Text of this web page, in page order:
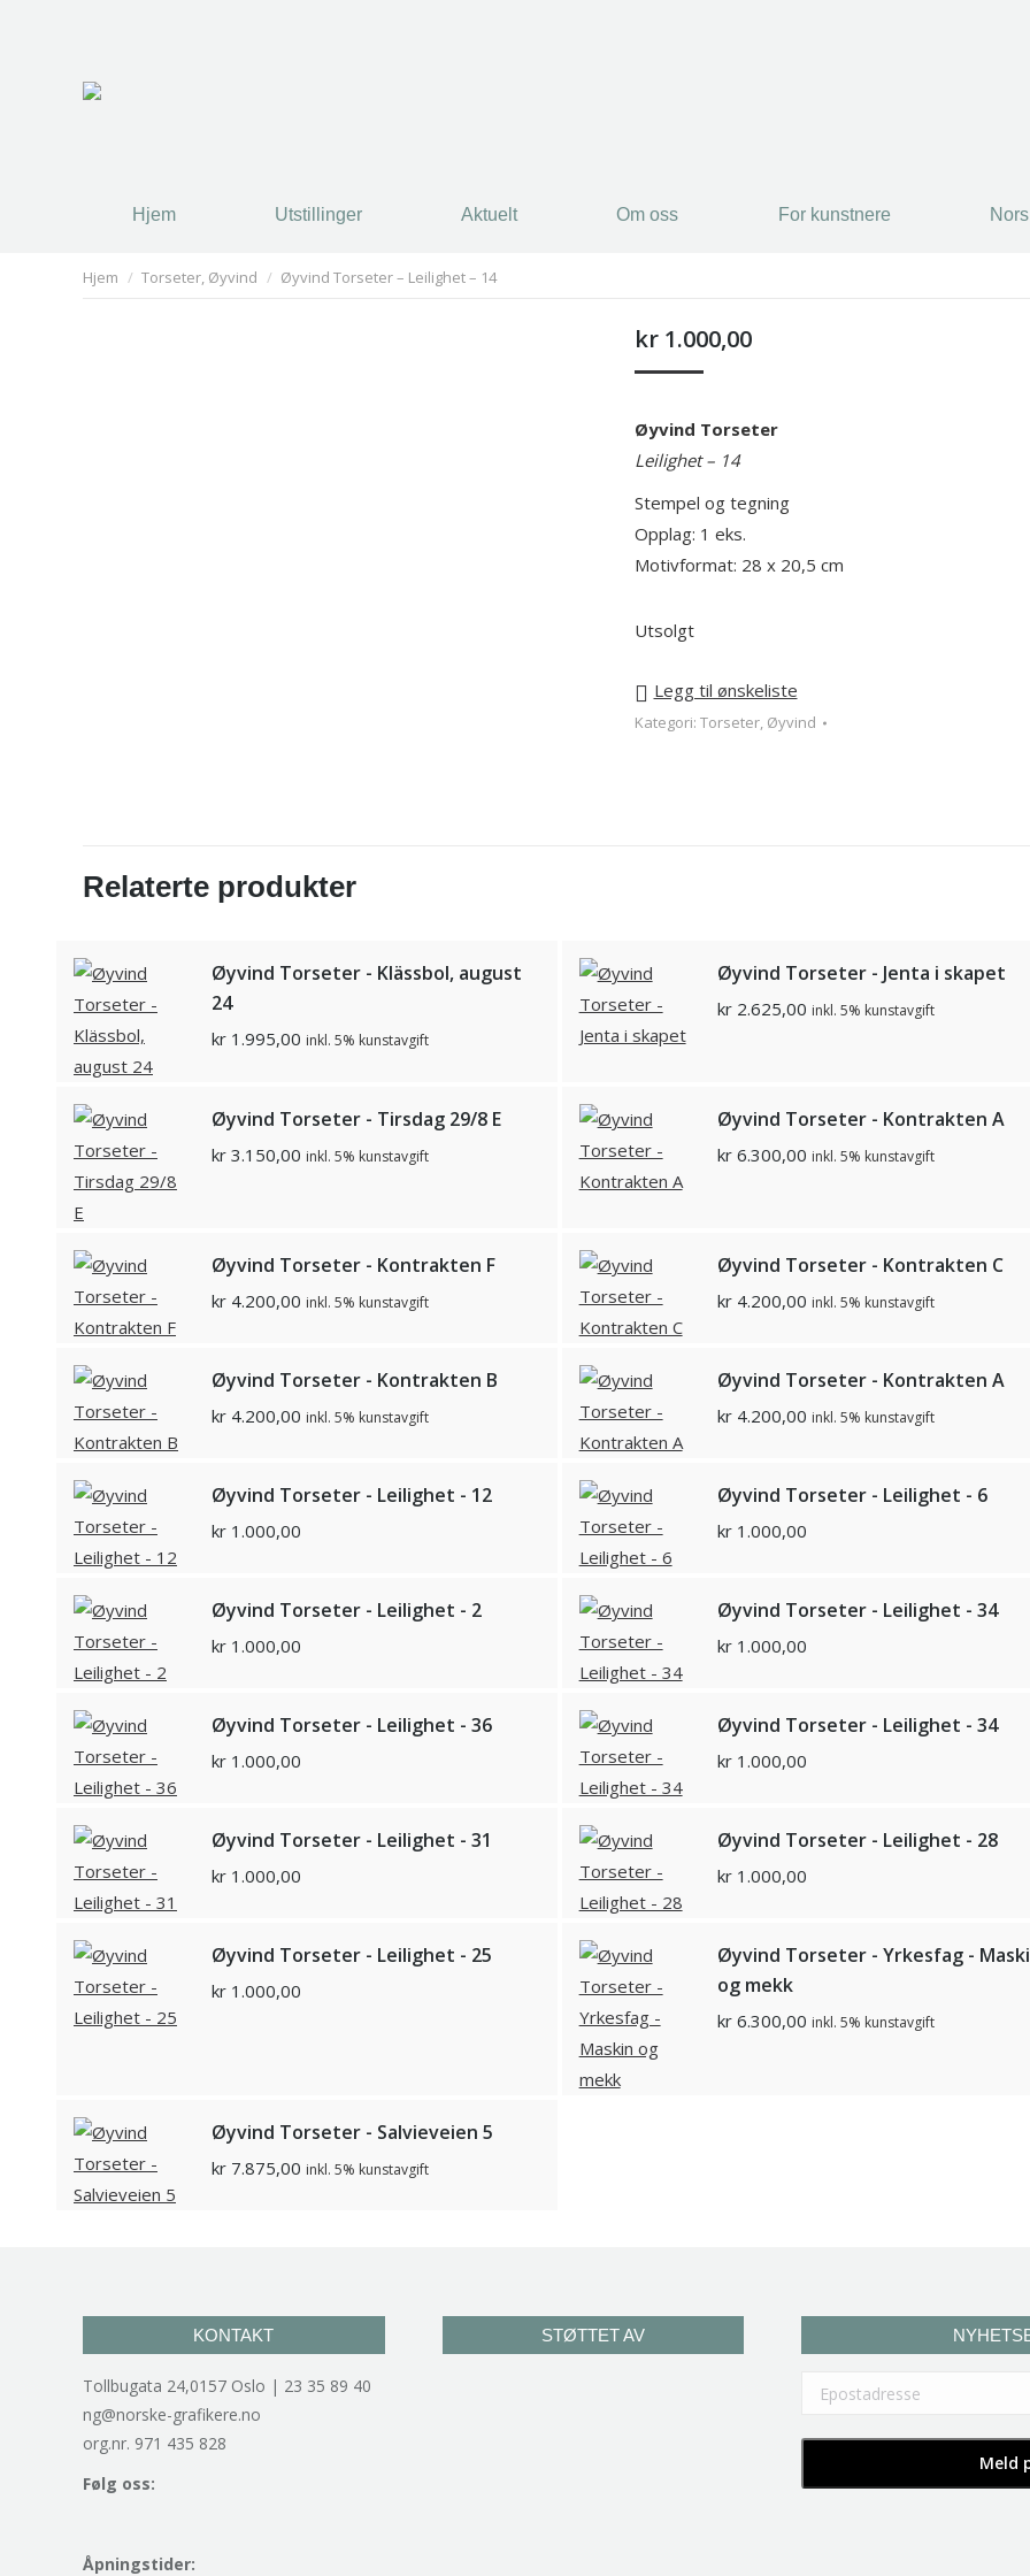
Hjem Utstillinger Aktuelt Om oss For kunstnere
You are here:
Hjem Torseter, Øyvind Øyvind Torseter – Leilighet – 14
kr1.000,00
Øyvind Torseter
Leilighet – 14
Stempel og tegning
Opplag: 1 eks.
Motivformat: 28 x 20,5 cm
Utsolgt
Legg til ønskeliste
Kategori: Torseter, Øyvind
Relaterte produkter
Øyvind Torseter - Klässbol, august
24
kr 1.995,00 inkl. 5% kunstavgift
Øyvind Torseter - Jenta i skapet
kr2.625,00 inkl. 5% kunstavgift
Øyvind Torseter - Tirsdag 29/8 E
kr 3.150,00 inkl. 5% kunstavgift
Øyvind Torseter - Kontrakten A
kr6.300,00 inkl. 5% kunstavgift
Øyvind Torseter - Kontrakten F
kr 4.200,00 inkl. 5% kunstavgift
Øyvind Torseter - Kontrakten C
kr4.200,00 inkl. 5% kunstavgift
Øyvind Torseter - Kontrakten B
kr 4.200,00 inkl. 5% kunstavgift
Øyvind Torseter - Kontrakten A
kr4.200,00 inkl. 5% kunstavgift
Øyvind Torseter - Leilighet - 12
kr 1.000,00
Øyvind Torseter - Leilighet - 6
kr1.000,00
Øyvind Torseter - Leilighet - 2
kr 1.000,00
Øyvind Torseter - Leilighet - 34
kr1.000,00
Øyvind Torseter - Leilighet - 36
kr 1.000,00
Øyvind Torseter - Leilighet - 34
kr1.000,00
Øyvind Torseter - Leilighet - 31
kr 1.000,00
Øyvind Torseter - Leilighet - 28
kr1.000,00
Øyvind Torseter - Leilighet - 25
kr 1.000,00
Øyvind Torseter - Yrkesfag -
og mekk
kr6.300,00 inkl. 5% kunstavgift
Øyvind Torseter - Salvieveien 5
kr 7.875,00 inkl. 5% kunstavgift
KONTAKT
Tollbugata 24,0157 Oslo | 23 35 89 40
ng@norske-grafikere.no
org.nr. 971 435 828
Følg oss:
Åpningstider:
STØTTET AV